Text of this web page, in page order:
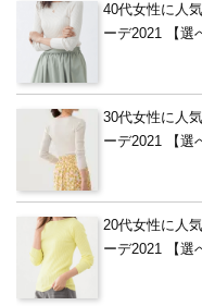
40代女性に人
ーデ2021 【選
30代女性に人
ーデ2021 【選
20代女性に人
ーデ2021 【選